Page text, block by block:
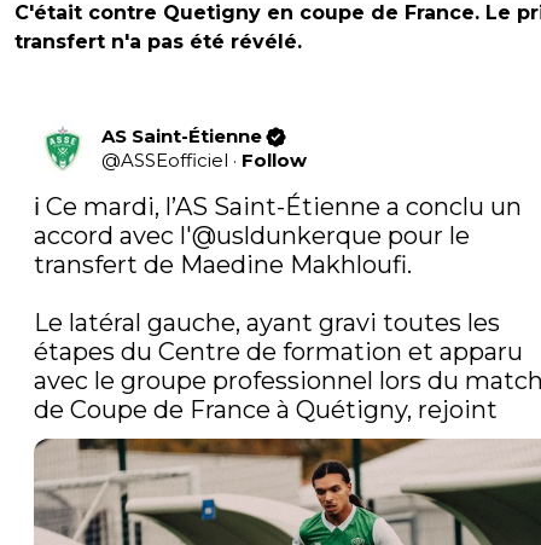
C'était contre Quetigny en coupe de France. Le
transfert n'a pas été révélé.
AS Saint-Étienne
@ASSEofficiel · Follow
ℹ️ Ce mardi, l’AS Saint-Étienne a conclu un
accord avec l'@usldunkerque pour le
transfert de Maedine Makhloufi.
Le latéral gauche, ayant gravi toutes les
étapes du Centre de formation et apparu
avec le groupe professionnel lors du
de Coupe de France à Quétigny, rejoint